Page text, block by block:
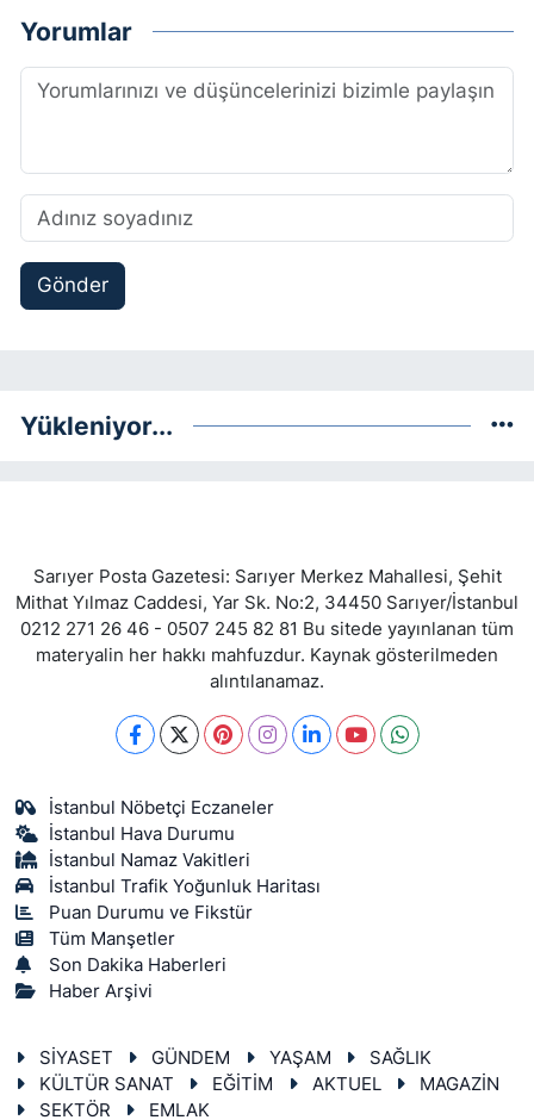
Yorumlar
Gönder
Yükleniyor...
Sarıyer Posta Gazetesi: Sarıyer Merkez Mahallesi, Şehit
Mithat Yılmaz Caddesi, Yar Sk. No:2, 34450 Sarıyer/İstanbul
0212 271 26 46 - 0507 245 82 81 Bu sitede yayınlanan tüm
materyalin her hakkı mahfuzdur. Kaynak gösterilmeden
alıntılanamaz.
İstanbul Nöbetçi Eczaneler
İstanbul Hava Durumu
İstanbul Namaz Vakitleri
İstanbul Trafik Yoğunluk Haritası
Puan Durumu ve Fikstür
Tüm Manşetler
Son Dakika Haberleri
Haber Arşivi
SİYASET GÜNDEM YAŞAM
SAĞLIK
KÜLTÜR SANAT
EĞİTİM AKTUEL
MAGAZİN
SEKTÖR
EMLAK